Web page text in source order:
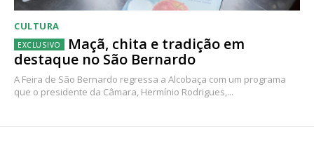
CULTURA
Maçã, chita e tradição em
destaque no São Bernardo
A Feira de São Bernardo regressa a Alcobaça com um programa
que o presidente da Câmara, Hermínio Rodrigues,...